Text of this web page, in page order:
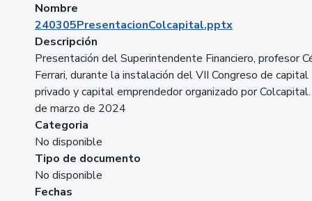
Nombre
240305PresentacionColcapital.pptx
Descripción
Presentación del Superintendente Financiero, profesor
Ferrari, durante la instalación del VII Congreso de capital
privado y capital emprendedor organizado por
de marzo de 2024
Categoria
No disponible
Tipo de documento
No disponible
Fechas